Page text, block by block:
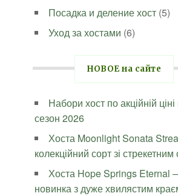
Посадка и деление хост (5)
Уход за хостами (6)
НОВОЕ на сайте
Набори хост по акційній
сезон 2026
Хоста Moonlight Sonata
колекційний сорт зі
Хоста Hope Springs Eternal
новинка з дуже хвилястим